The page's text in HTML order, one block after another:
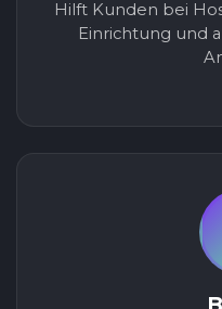
Hilft Kunden bei
Einrichtung und